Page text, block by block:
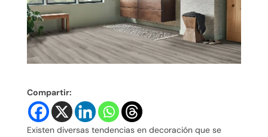
Compartir:
Existen diversas tendencias en decoración que se